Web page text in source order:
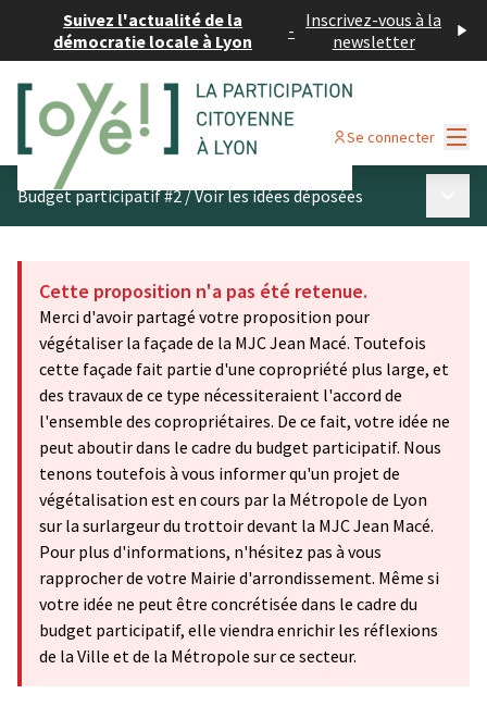
Suivez l'actualité de la
démocratie locale à Lyon
- Inscrivez-vous à la
newsletter
Se connecter
Budget participatif #2/Voir les idées déposées
Cette proposition n'a pas été retenue.
Merci d'avoir partagé votre proposition pour
végétaliser la façade de la MJC Jean Macé. Toutefois
cette façade fait partie d'une copropriété plus large, et
des travaux de ce type nécessiteraient l'accord de
l'ensemble des copropriétaires. De ce fait, votre idée ne
peut aboutir dans le cadre du budget participatif. Nous
tenons toutefois à vous informer qu'un projet de
végétalisation est en cours par la Métropole de Lyon
sur la surlargeur du trottoir devant la MJC Jean Macé.
Pour plus d'informations, n'hésitez pas à vous
rapprocher de votre Mairie d'arrondissement. Même si
votre idée ne peut être concrétisée dans le cadre du
budget participatif, elle viendra enrichir les réflexions
de la Ville et de la Métropole sur ce secteur.